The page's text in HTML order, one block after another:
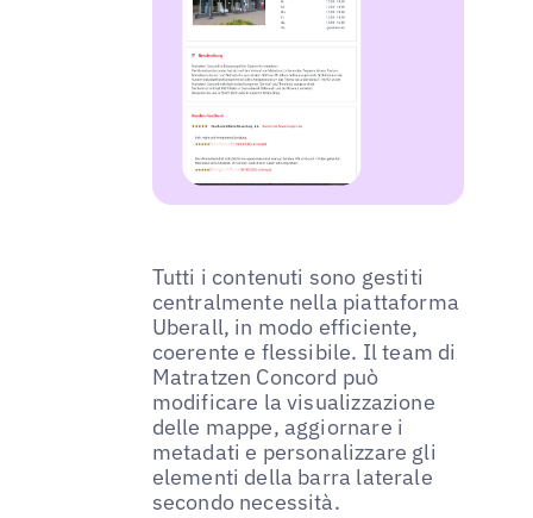
Tutti i contenuti sono gestiti
centralmente nella piattaforma
Uberall, in modo efficiente,
coerente e flessibile. Il team di
Matratzen Concord può
modificare la visualizzazione
delle mappe, aggiornare i
metadati e personalizzare gli
elementi della barra laterale
secondo necessità.